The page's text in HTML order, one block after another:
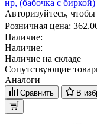
нр, (бабочка с биркой)
Авторизуйтесь,
Розничная цена:
Наличие:
Наличие:
Наличие на складе
Сопутствующие
Аналоги
Сравнить В